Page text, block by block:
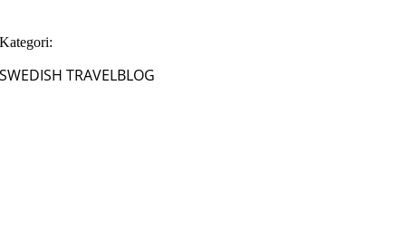
Kategori:
SWEDISH TRAVELBLOG